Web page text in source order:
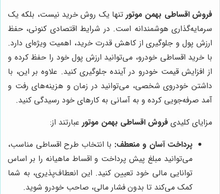
فروش اقساطی بهمن موتور تنها یک روش خرید نیست، بلکه یک
سرمایه‌گذاری هوشمندانه است. در شرایط اقتصادی کنونی، حفظ
ارزش پول و جلوگیری از کاهش قدرت خرید، اهمیت ویژه‌ای دارد.
با خرید اقساطی خودرو، می‌توانید ارزش پول خود را حفظ کرده و
از افزایش قیمت خودرو در آینده جلوگیری کنید. علاوه بر این، با
داشتن خودروی شخصی، می‌توانید در زمان و هزینه‌های رفت و
آمد صرفه‌جویی کرده و به آسانی به کارهای خود رسیدگی کنید.
مزایای کلیدی فروش اقساطی بهمن موتور عبارتند از:
پرداخت آسان و منعطف: با انتخاب طرح اقساطی مناسب،
می‌توانید مبلغ پیش پرداخت و اقساط ماهیانه را بر اساس
توانایی مالی خود تعیین کنید. این انعطاف‌پذیری، به شما
کمک می‌کند تا بدون فشار مالی، صاحب خودرو شوید.